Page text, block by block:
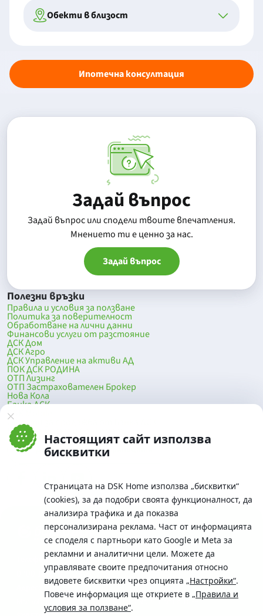
Настоящият сайт използва
бисквитки
Страницата на DSK Home използва „бисквитки“
(cookies), за да подобри своята функционалност, да
анализира трафика и да показва
персонализирана реклама. Част от информацията
се споделя с партньори като Google и Meta за
рекламни и аналитични цели. Можете да
управлявате своите предпочитания относно
видовете бисквитки чрез опцията „Настройки“.
Повече информация ще откриете в „Правила и
условия за ползване“.
Обекти в близост
Ипотечна консултация
Задай въпрос
Задай въпрос или сподели твоите впечатления.
Mнението ти е ценно за нас.
Задай въпрос
Полезни връзки
Правила и условия за ползване
Политика за поверителност
Обработване на лични данни
Финансови услуги от разстояние
ДСК Дом
ДСК Агро
ДСК Управление на активи АД
ПОК ДСК РОДИНА
ОТП Лизинг
ОТП Застрахователен Брокер
Нова Кола
Банка ДСК
DSK Mobile
Оферти за продажба от Банка ДСК
Клонова мрежа и банкомати
До началото на страницата
Телефон:
0700 10 375 / *2375
Московска No.19 / ул. Г. Бенковски No. 5, София 1036